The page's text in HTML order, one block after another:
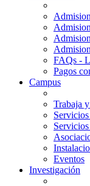
FAQs -
Pagos
Campus
Trabaja
Eventos
Investigación